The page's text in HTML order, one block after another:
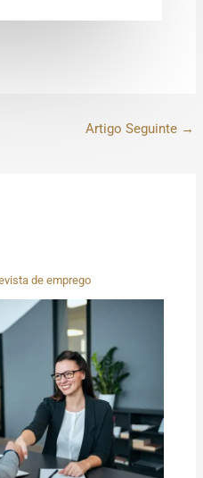
Artigo Seguinte →
de emprego